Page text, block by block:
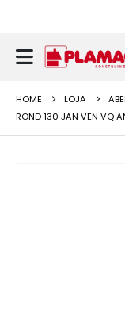
HOME LOJA
ROND 130 JAN VEN VQ